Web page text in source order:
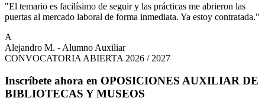
"El temario es facilísimo de seguir y las prácticas me abrieron las
puertas al mercado laboral de forma inmediata. Ya estoy contratada."
A
Alejandro M. - Alumno Auxiliar
CONVOCATORIA ABIERTA 2026 / 2027
Inscríbete ahora en OPOSICIONES AUXILIAR DE
BIBLIOTECAS Y MUSEOS